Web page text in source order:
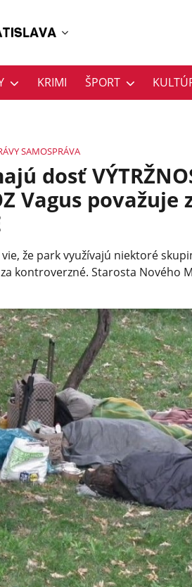
KRIMI ŠPORT
SAMOSPRÁVA
dosť
Vagus považuje
že park využívajú niektoré
kontroverzné. Starosta Nového